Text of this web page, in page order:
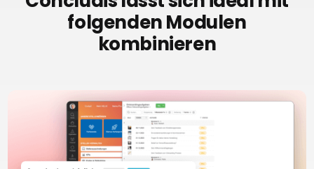
folgenden Modulen
kombinieren